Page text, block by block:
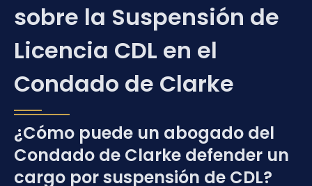
sobre la Suspensión de
Licencia CDL en el
Condado de Clarke
¿Cómo puede un abogado del
Condado de Clarke defender un
cargo por suspensión de CDL?